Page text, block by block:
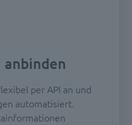
anbinden
per API an und
automatisiert.